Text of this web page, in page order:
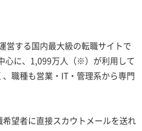
営する国内最大級の転職サイトで
心に、1,099万人（※）が利用して
職種も営業・IT・管理系から専門
望者に直接スカウトメールを送れ